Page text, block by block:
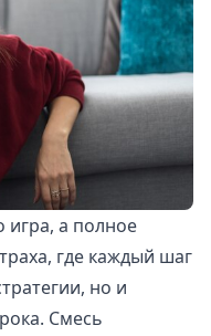
игра, а полное
где каждый шаг
но и
Смесь